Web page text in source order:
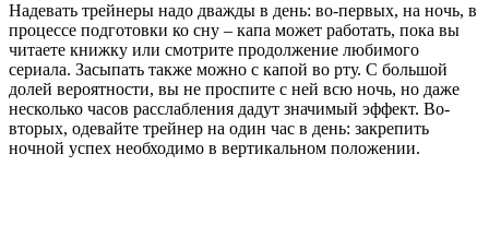
Надевать трейнеры надо дважды в день: во-первых, на ночь, в
процессе подготовки ко сну – капа может работать, пока вы
читаете книжку или смотрите продолжение любимого
сериала. Засыпать также можно с капой во рту. С большой
долей вероятности, вы не проспите с ней всю ночь, но даже
несколько часов расслабления дадут значимый эффект. Во-
вторых, одевайте трейнер на один час в день: закрепить
ночной успех необходимо в вертикальном положении.